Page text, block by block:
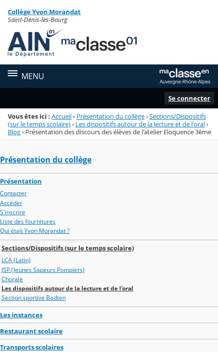
Menu de la rubrique
Contenu
Collège Yvon Morandat
Saint-Denis-les-Bourg
MENU
Se connecter
Vous êtes ici : Accueil› Présentation du collège›Sections/Dispositifs
(sur le temps scolaire)› Les dispositifs autour de la lecture et de l'oral›
Blog› Présentation des discours des élèves de l'atelier Eloquence 3ème
Présentation du collège
Présentation
Contacter
Accéder
S'inscrire
Liste des fournitures
Qui était Yvon Morandat ?
Sections/Dispositifs (sur le temps scolaire)
LCA (Latin)
JSP (Jeunes Sapeurs Pompiers)
Chorale
Les dispositifs autour de la lecture et de l'oral
Section sportive Badten
Les instances
Restaurant scolaire
Transports scolaires